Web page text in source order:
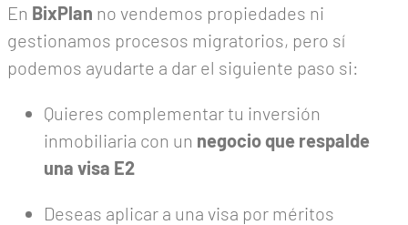
En BixPlan no vendemos propiedades ni
gestionamos procesos migratorios, pero sí
podemos ayudarte a dar el siguiente paso si:
Quieres complementar tu inversión
inmobiliaria con un negocio que respalde
una visa E2
Deseas aplicar a una visa por méritos